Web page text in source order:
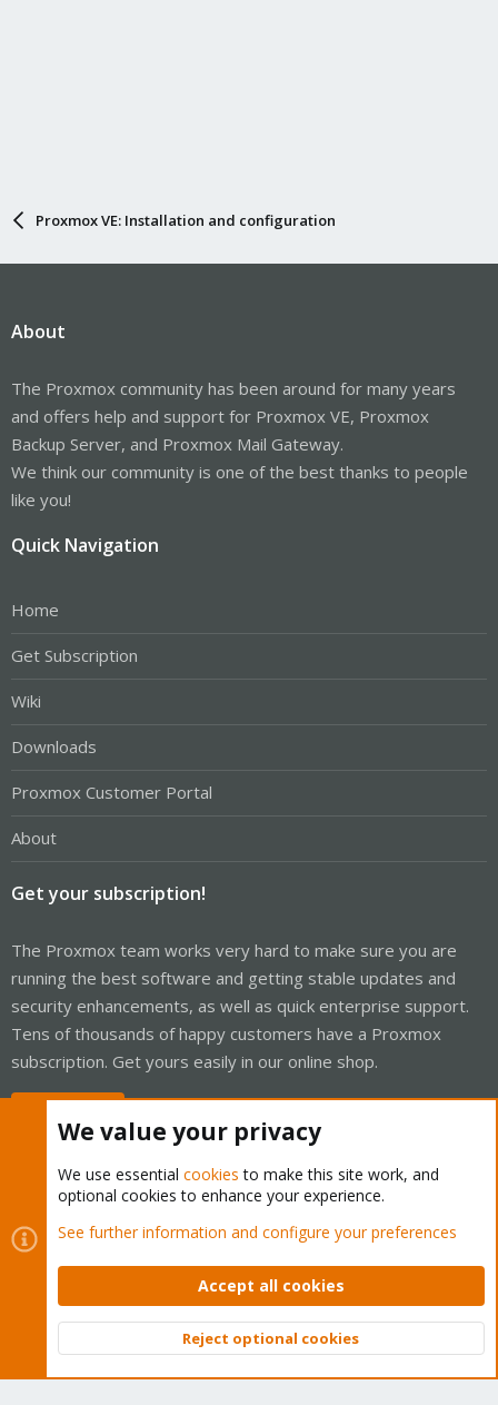
Proxmox VE: Installation and configuration
About
The Proxmox community has been around for many years
and offers help and support for Proxmox VE, Proxmox
Backup Server, and Proxmox Mail Gateway.
We think our community is one of the best thanks to people
like you!
Quick Navigation
Home
Get Subscription
Wiki
Downloads
Proxmox Customer Portal
About
Get your subscription!
The Proxmox team works very hard to make sure you are
running the best software and getting stable updates and
security enhancements, as well as quick enterprise support.
Tens of thousands of happy customers have a Proxmox
subscription. Get yours easily in our online shop.
Cookies
Proxmox Support Forum - Light Mode
Contact us
Terms and rules Privacy policy Help Home
Community platform by XenForo © 2010-2026 XenForo Ltd.
Top
We value your privacy
We use essential cookies to make this site work, and
optional cookies to enhance your experience.
See further information and configure your preferences
Accept all cookies
Reject optional cookies